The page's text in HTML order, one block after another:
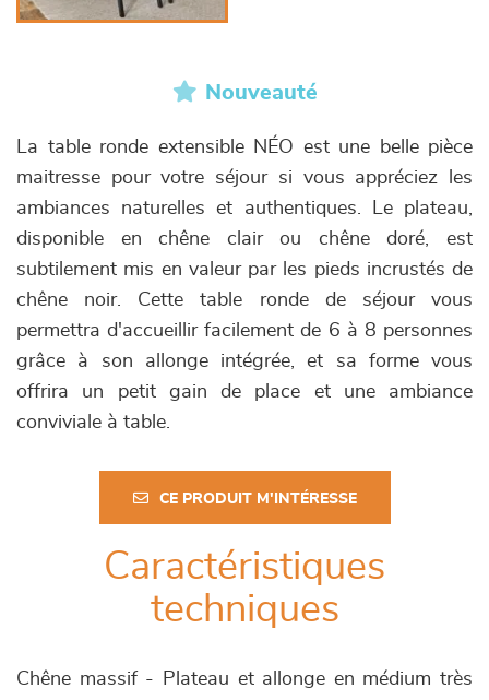
Nouveauté
La table ronde extensible NÉO est une belle pièce
maitresse pour votre séjour si vous appréciez les
ambiances naturelles et authentiques. Le plateau,
disponible en chêne clair ou chêne doré, est
subtilement mis en valeur par les pieds incrustés de
chêne noir. Cette table ronde de séjour vous
permettra d'accueillir facilement de 6 à 8 personnes
grâce à son allonge intégrée, et sa forme vous
offrira un petit gain de place et une ambiance
conviviale à table.
CE PRODUIT M'INTÉRESSE
Caractéristiques
techniques
Chêne massif - Plateau et allonge en médium très